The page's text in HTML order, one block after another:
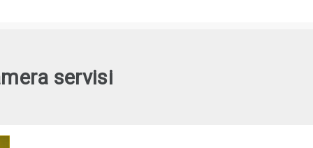
servisi